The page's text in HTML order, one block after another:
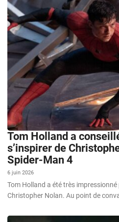
Tom Holland a
s’inspirer de
Spider-Man 4
6 juin 2026
Tom Holland a été très
Christopher Nolan. Au point de